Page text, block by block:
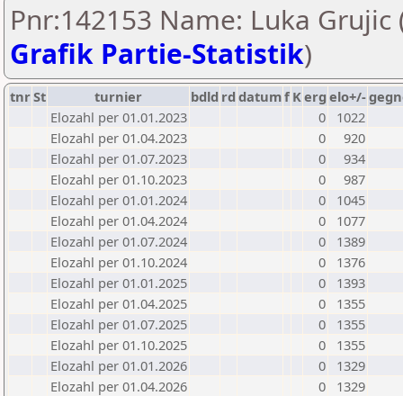
Pnr:142153 Name: Luka Grujic
Grafik Partie-Statistik)
tnrSt turnier bdld rd datumf Kerg elo+/-
Elozahl per 01.01.2023
0
1022
Elozahl per 01.04.2023
0
920
Elozahl per 01.07.2023
0
934
Elozahl per 01.10.2023
0
987
Elozahl per 01.01.2024
0
1045
Elozahl per 01.04.2024
0
1077
Elozahl per 01.07.2024
0
1389
Elozahl per 01.10.2024
0
1376
Elozahl per 01.01.2025
0
1393
Elozahl per 01.04.2025
0
1355
Elozahl per 01.07.2025
0
1355
Elozahl per 01.10.2025
0
1355
Elozahl per 01.01.2026
0
1329
Elozahl per 01.04.2026
0
1329